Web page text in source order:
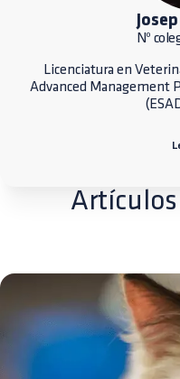
Nº
Licenciatura en
Advanced Management